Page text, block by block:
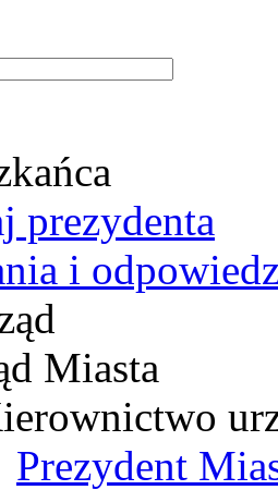
prezydenta
i
Miasta
Prezydent